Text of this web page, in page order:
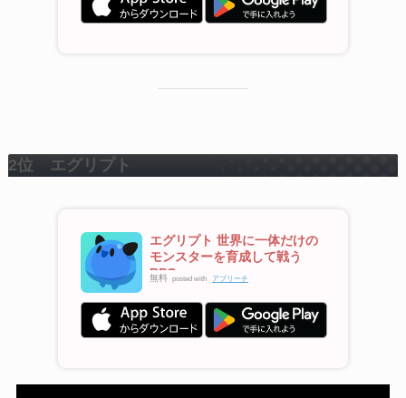
2位 エグリプト
エグリプト 世界に一体だけの
モンスターを育成して戦う
RPG
無料 posted with アプリーチ